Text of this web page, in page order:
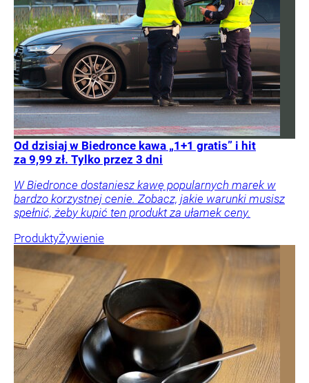
Od dzisiaj w Biedronce kawa „1+1 gratis” i hit
za 9,99 zł. Tylko przez 3 dni
W Biedronce dostaniesz kawę popularnych marek w
bardzo korzystnej cenie. Zobacz, jakie warunki musisz
spełnić, żeby kupić ten produkt za ułamek ceny.
ProduktyŻywienie